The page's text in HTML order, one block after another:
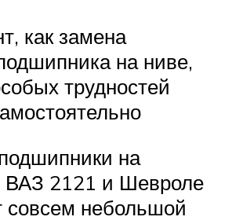
как замена
на ниве,
трудностей
на
ВАЗ 2121 и Шевроле
небольшой